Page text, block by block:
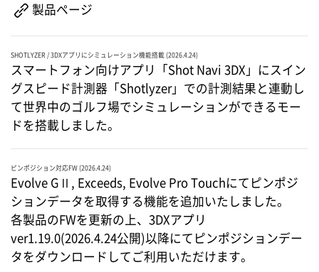
製品ページ
SHOTLYZER / 3DXアプリにシミュレーション機能搭載 (2026.4.24)
スマートフォン向けアプリ「Shot Navi 3DX」にスイン
グスピード計測器「Shotlyzer」での計測結果と連動し
て世界中のゴルフ場でシミュレーションができるモー
ドを搭載しました。
ピンポジション対応FW (2026.4.24)
Evolve GⅡ, Exceeds, Evolve Pro Touchにてピンポジ
ションデータを取得する機能を追加いたしました。
各製品のFWを更新の上、3DXアプリ
ver1.19.0(2026.4.24公開)以降にてピンポジションデー
タをダウンロードしてご利用いただけます。